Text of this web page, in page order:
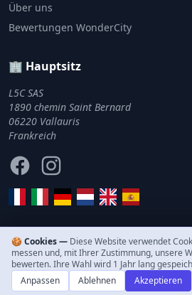
Über uns
Bewertungen WonderCity
🏢 Hauptsitz
L5C SAS
1890 chemin Saint Bernard
06220 Vallauris
Frankreich
FacebookInstagram
© 2011–2026 WonderCity. Alle
🍪 Cookies — Diese Website verwendet
messen und, mit Ihrer Zustimmung, unsere
bewerten. Ihre Wahl wird 1 Jahr lang
Anpassen
Ablehnen Akzeptieren